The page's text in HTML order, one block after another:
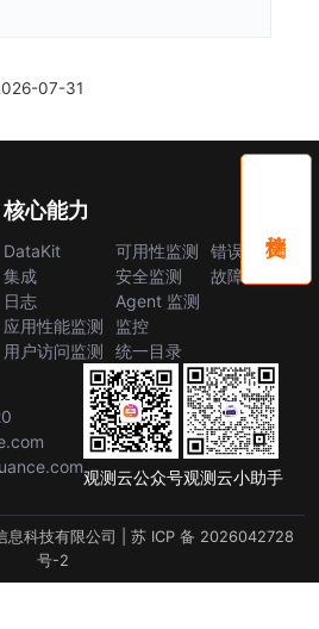
07-31
核心能力
DataKit
集成
日志
应用性能监测
用户访问监测
可用性监测
安全监测
Agent 监测
监控
统一目录
错误中心
故障中心
观测云公众号观测云小助手
科技有限公司 | 苏 ICP 备 2026042728
号-2